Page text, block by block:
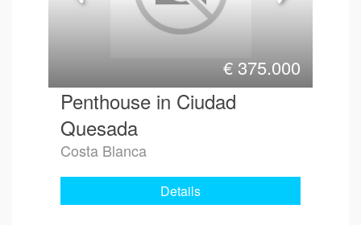
€375.000
Penthouse in Ciudad
Quesada
Costa Blanca
Details